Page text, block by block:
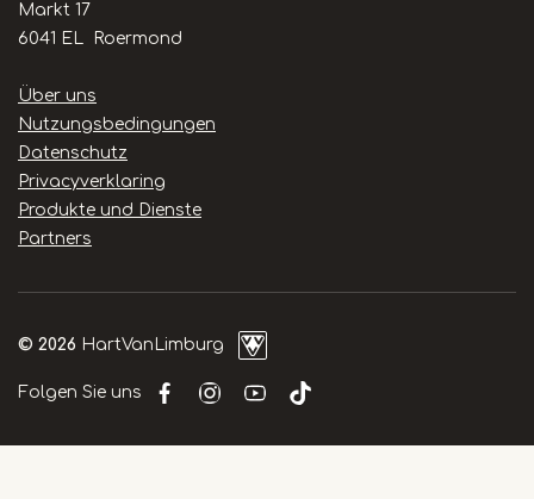
Markt 17
6041 EL Roermond
Handige
links
Über uns
Nutzungsbedingungen
Datenschutz
Privacyverklaring
Produkte und Dienste
Partners
© 2026 HartVanLimburg
Folgen Sie uns